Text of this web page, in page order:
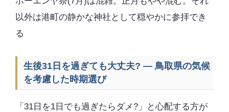
以外は港町の静かな神社として穏やかに参拝でき
る
生後31日を過ぎても大丈夫? — 鳥取県の気候
を考慮した時期選び
「31日を1日でも過ぎたらダメ?」と心配する方が